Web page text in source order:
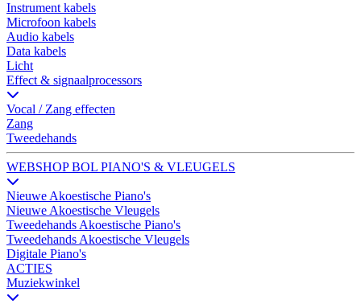
Instrument kabels
Microfoon kabels
Audio kabels
Data kabels
Licht
Effect & signaalprocessors
Vocal / Zang effecten
Zang
Tweedehands
WEBSHOP BOL PIANO'S & VLEUGELS
Nieuwe Akoestische Piano's
Nieuwe Akoestische Vleugels
Tweedehands Akoestische Piano's
Tweedehands Akoestische Vleugels
Digitale Piano's
ACTIES
Muziekwinkel